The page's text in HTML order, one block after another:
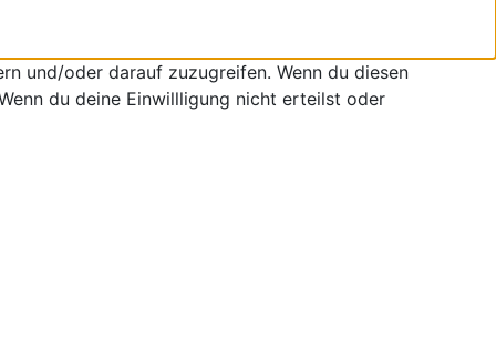
und/oder darauf zuzugreifen. Wenn du diesen
du deine Einwillligung nicht erteilst oder